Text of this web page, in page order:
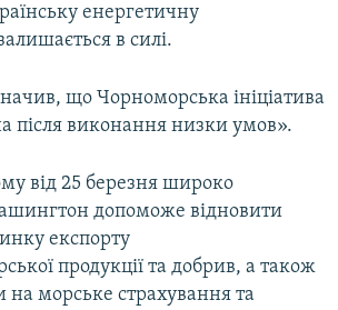
енергетичну
в силі.
що Чорноморська ініціатива
після виконання низки умов».
від 25 березня широко
допоможе відновити
експорту
продукції та добрив, а також
на морське страхування та